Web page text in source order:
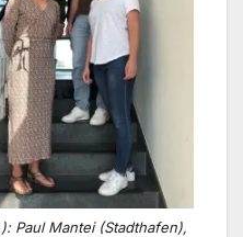
Paul Mantei (Stadthafen),